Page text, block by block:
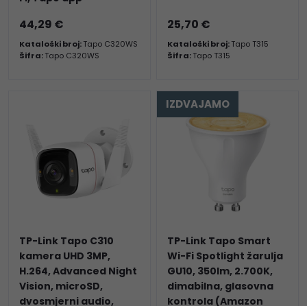
44,29 €
Kataloški broj:Tapo C320WS
Šifra:Tapo C320WS
25,70 €
Kataloški broj:Tapo T315
Šifra:Tapo T315
TP-Link Tapo C310
kamera UHD 3MP,
H.264, Advanced Night
Vision, microSD,
dvosmjerni audio,
IZDVAJAMO
TP-Link Tapo Smart
Wi-Fi Spotlight žarulja
GU10, 350lm, 2.700K,
dimabilna, glasovna
kontrola (Amazon